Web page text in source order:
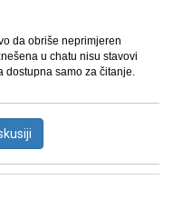
da obriše neprimjeren
u chatu nisu stavovi
dostupna samo za čitanje.